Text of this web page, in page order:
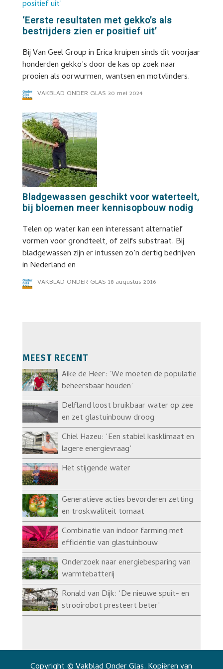
‘Eerste resultaten met gekko’s als
bestrijders zien er positief uit’
Bij Van Geel Group in Erica kruipen sinds dit voorjaar
honderden gekko’s door de kas op zoek naar
prooien als oorwurmen, wantsen en motvlinders.
VAKBLAD ONDER GLAS 30 mei 2024
Bladgewassen geschikt voor waterteelt,
bij bloemen meer kennisopbouw nodig
Telen op water kan een interessant alternatief
vormen voor grondteelt, of zelfs substraat. Bij
bladgewassen zijn er intussen zo’n dertig bedrijven
in Nederland en
VAKBLAD ONDER GLAS 18 augustus 2016
MEEST RECENT
Aike de Heer: ‘We moeten de populatie
beheersbaar houden’
Delfland loost bruikbaar water op zee
en zet glastuinbouw droog
Chiel Hazeu: ‘Een stabiel kasklimaat en
lagere energievraag’
Het stijgende water
Generatieve acties bevorderen zetting
en troskwaliteit tomaat
Combinatie van indoor farming met
efficiëntie van glastuinbouw
Onderzoek naar energiebesparing van
warmtebatterij
Ronald van Dijk: ‘De nieuwe spuit- en
strooirobot presteert beter’